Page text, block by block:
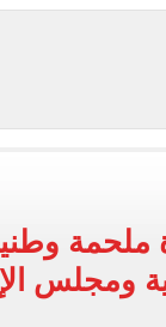
ومكافآت دوري
المرحلة الأولى
للتقديم إلكترونيا
ويدرس خيارات
ملحمة
ومجلس